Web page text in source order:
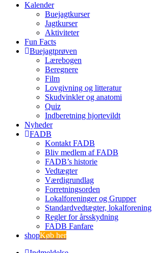
Kalender
Buejagtkurser
Jagtkurser
Aktiviteter
Fun Facts
Buejagtprøven
Lærebogen
Beregnere
Film
Lovgivning og litteratur
Skudvinkler og anatomi
Quiz
Indberetning hjortevildt
Nyheder
FADB
Kontakt FADB
Bliv medlem af FADB
FADB’s historie
Vedtægter
Værdigrundlag
Forretningsorden
Lokalforeninger og Grupper
Standardvedtægter, lokalforening
Regler for årsskydning
FADB Fanfare
shopKøb her